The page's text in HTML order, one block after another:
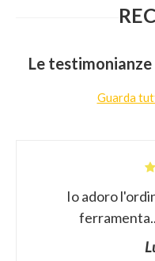
Le
Guarda
Io adoro